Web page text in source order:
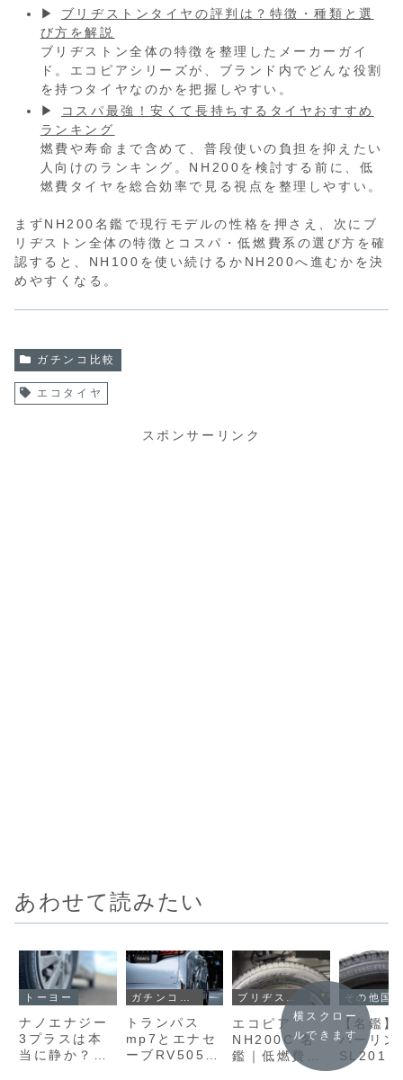
▶ ブリヂストンタイヤの評判は？特徴・種類と選
び方を解説
ブリヂストン全体の特徴を整理したメーカーガイ
ド。エコピアシリーズが、ブランド内でどんな役割
を持つタイヤなのかを把握しやすい。
▶
コスパ最強！安くて長持ちするタイヤおすすめ
ランキング
燃費や寿命まで含めて、普段使いの負担を抑えたい
人向けのランキング。NH200を検討する前に、低
燃費タイヤを総合効率で見る視点を整理しやすい。
まずNH200名鑑で現行モデルの性格を押さえ、次にブ
リヂストン全体の特徴とコスパ・低燃費系の選び方を確
認すると、NH100を使い続けるかNH200へ進むかを決
めやすくなる。
ガチンコ比較
エコタイヤ
スポンサーリンク
あわせて読みたい
トーヨー
ナノエナジー
3プラスは本
当に静か？走
トランパス
mp7とエナセ
ーブRV505を
エコピア
NH200C 名
鑑｜低燃費性
能を重視した
【名鑑】
バーリン
SL201
れでいい
横スクロー
ルできます